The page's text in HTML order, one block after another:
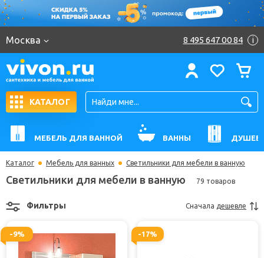
Москва 8 495 647 00 84 i
КАТАЛОГ
МЕБЕЛЬ ДЛЯ ВАННОЙ ВАННЫ
Каталог Мебель для ванных Светильники для мебели в ванную
Светильники для мебели в ванную 79 товаров
Фильтры Сначала дешевле
-9% -17%